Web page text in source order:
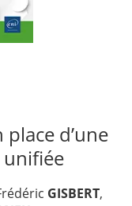
place d’une
GISBERT